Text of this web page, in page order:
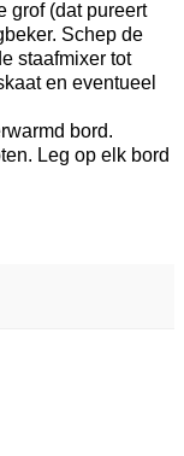
grof (dat pureert
Schep de
staafmixer tot
en eventueel
bord.
Leg op elk bord